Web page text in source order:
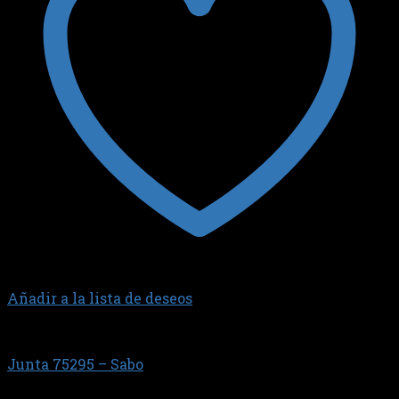
Añadir a la lista de deseos
Junta 75295 – Sabo